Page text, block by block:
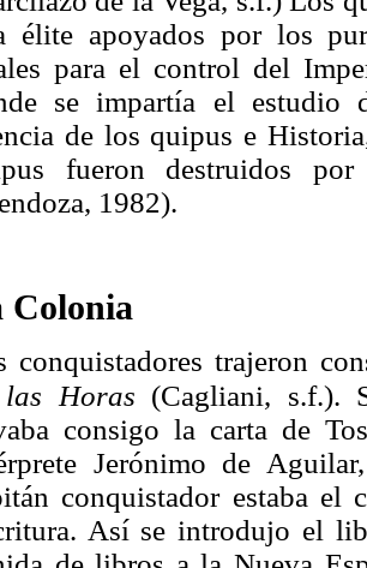
élite apoyados por los
para el control del
se impartía el estudio
de los quipus e
fueron destruidos
1982).
Colonia
conquistadores trajeron
Horas (Cagliani, s.f.).
consigo la carta de
Jerónimo de
conquistador estaba el
Así se introdujo el